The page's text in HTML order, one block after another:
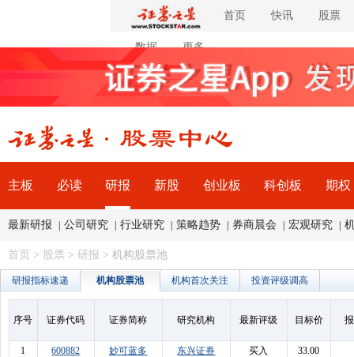
首页 快讯 股票
数据 更多
主板 必读 研报 新股 创业板 科创板 期权
最新研报 公司研究 行业研究 策略趋势 券商晨会 宏观研究
首页 > 股票 > 研报 > 机构股票池
研报指标速递 机构股票池 机构首次关注 投资评级调高
序号 证券代码 证券简称 研究机构 最新评级 目标价
1 600882 妙可蓝多 东兴证券 买入
33.00